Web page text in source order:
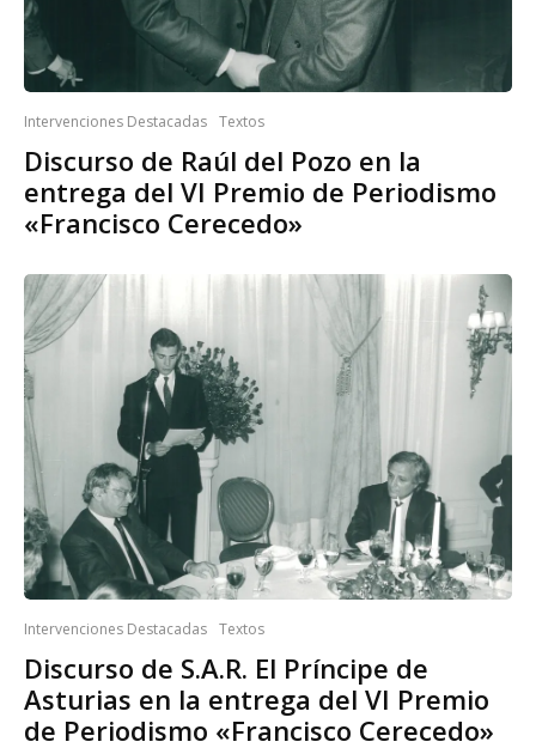
Intervenciones Destacadas Textos
Discurso de Raúl del Pozo en la
entrega del VI Premio de Periodismo
«Francisco Cerecedo»
Intervenciones Destacadas Textos
Discurso de S.A.R. El Príncipe de
Asturias en la entrega del VI Premio
de Periodismo «Francisco Cerecedo»